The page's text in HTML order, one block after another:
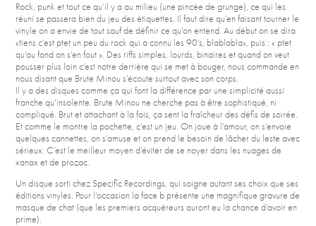
Rock, punk et tout ce qu’il y a au milieu (une pincée de grunge), ce qui les
réuni se passera bien du jeu des étiquettes. Il faut dire qu’en faisant tourner le
vinyle on a envie de tout sauf de définir ce qu’on entend. Au début on se dira
«tiens c’est ptet un peu du rock qui a connu les 90’s, blablabla», puis : « ptet
qu’au fond on s’en fout ». Des riffs simples, lourds, binaires et quand on veut
pousser plus loin c’est notre derrière qui se met à bouger, nous commande en
nous disant que Brute Minou s’écoute surtout avec son corps.
Il y a des disques comme ça qui font la différence par une simplicité aussi
franche qu’insolente. Brute Minou ne cherche pas à être sophistiqué, ni
compliqué. Brut et attachant à la fois, ça sent la fraîcheur des défis de soirée.
Et comme le montre la pochette, c’est un jeu. On joue à l’amour, on s’envoie
quelques cannettes, on s’amuse et on prend le besoin de lâcher du leste avec
sérieux. C’est le meilleur moyen d’éviter de se noyer dans les nuages de
xanax et de prozac.
Un disque sorti chez Specific Recordings, qui soigne autant ses choix que ses
éditions vinyles. Pour l’occasion la face b présente une magnifique gravure de
masque de chat (que les premiers acquéreurs auront eu la chance d’avoir en
prime).